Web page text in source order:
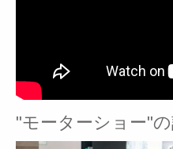
"モーターショー"